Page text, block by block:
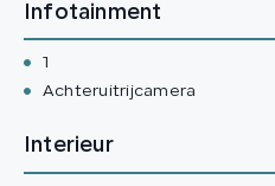
Infotainment
1
Achteruitrijcamera
Interieur